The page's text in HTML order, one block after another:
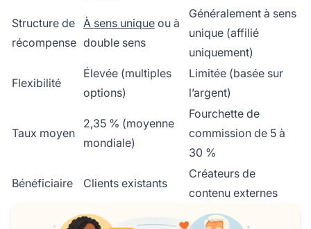
Structure de
récompense
À sens unique ou à
double sens
Généralement à sens
unique (affilié
uniquement)
Flexibilité
Élevée (multiples
options)
Limitée (basée sur
l’argent)
Taux moyen
2,35 % (moyenne
mondiale)
Fourchette de
commission de 5 à
30 %
Bénéficiaire Clients existants
Créateurs de
contenu externes